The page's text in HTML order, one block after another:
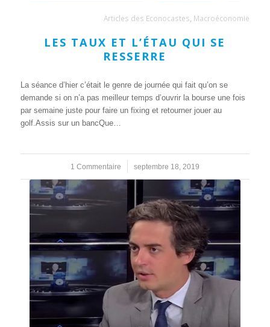
Articles des Econocastes Macroéconomie
LES TAUX ET L’ÉTAU QUI SE
RESSERRE
La séance d’hier c’était le genre de journée qui fait qu’on se
demande si on n’a pas meilleur temps d’ouvrir la bourse une fois
par semaine juste pour faire un fixing et retourner jouer au
golf.Assis sur un bancQue…
1 Commentaire
/ septembre 18, 2019